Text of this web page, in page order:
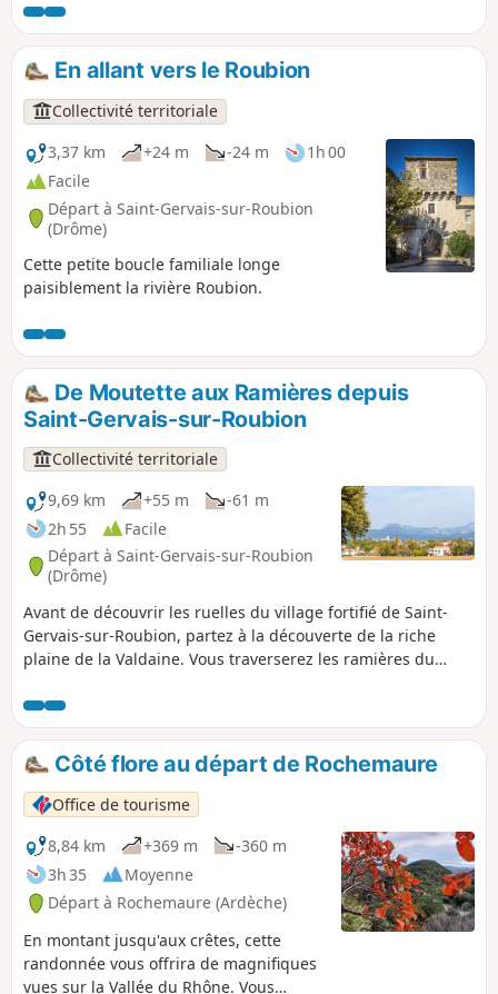
Chenavari, sur les montagnes du Vercors
ainsi que sur la vallée du Rhône et le
plateau du Coiron.
En allant vers le Roubion
Collectivité territoriale
3,37 km
+24 m -24 m
1h 00
Facile
Départ à Saint-Gervais-sur-Roubion
(Drôme)
Cette petite boucle familiale longe
paisiblement la rivière Roubion.
De Moutette aux Ramières depuis
Saint-Gervais-sur-Roubion
Collectivité territoriale
9,69 km
+55 m
-61 m
2h 55
Facile
Départ à Saint-Gervais-sur-Roubion
(Drôme)
Avant de découvrir les ruelles du village fortifié de Saint-
Gervais-sur-Roubion, partez à la découverte de la riche
plaine de la Valdaine. Vous traverserez les ramières du
biodiversité.
Côté flore au départ de Rochemaure
Office de tourisme
8,84 km
+369 m
-360 m
3h 35
Moyenne
Départ à Rochemaure (Ardèche)
En montant jusqu'aux crêtes, cette
randonnée vous offrira de magnifiques
vues sur la Vallée du Rhône. Vous